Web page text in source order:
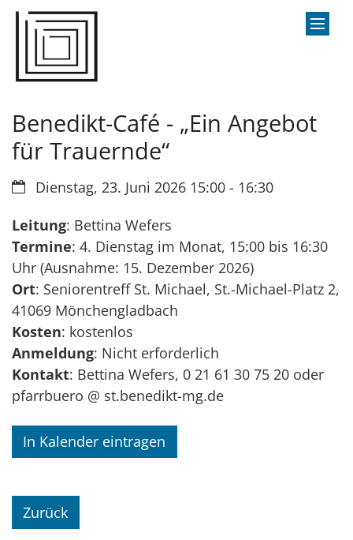
Zum Inhalt springen
Benedikt-Café - „Ein Angebot
für Trauernde“
Datum:Dienstag, 23. Juni 2026 15:00 - 16:30
Leitung: Bettina Wefers
Termine: 4. Dienstag im Monat, 15:00 bis 16:30
Uhr (Ausnahme: 15. Dezember 2026)
Ort: Seniorentreff St. Michael, St.-Michael-Platz 2,
41069 Mönchengladbach
Kosten: kostenlos
Anmeldung: Nicht erforderlich
Kontakt: Bettina Wefers, 0 21 61 30 75 20 oder
pfarrbuero @ st.benedikt-mg.de
In Kalender eintragen
Zurück